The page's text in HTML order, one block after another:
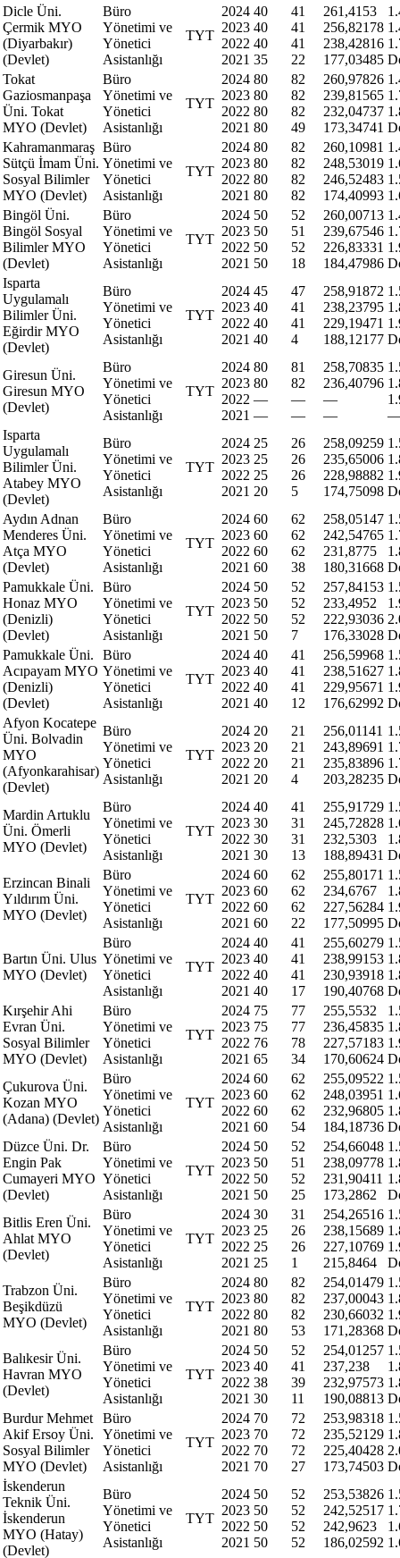
Dicle Üni.
Çermik MYO
(Diyarbakır)
(Devlet)
Büro
Yönetimi ve
Yönetici
Asistanlığı
TYT
2024
2023
2022
2021
40
40
40
35
41
41
41
22
261,4153
256,82178
238,42816
177,03485
Tokat
Gaziosmanpaşa
Üni. Tokat
MYO (Devlet)
Büro
Yönetimi ve
Yönetici
Asistanlığı
TYT
2024
2023
2022
2021
80
80
80
80
82
82
82
49
260,97826
239,81565
232,04737
173,34741
Kahramanmaraş
Sütçü İmam Üni.
Sosyal Bilimler
MYO (Devlet)
Büro
Yönetimi ve
Yönetici
Asistanlığı
TYT
2024
2023
2022
2021
80
80
80
80
82
82
82
82
260,10981
248,53019
246,52483
174,40993
Bingöl Üni.
Bingöl Sosyal
Bilimler MYO
(Devlet)
Büro
Yönetimi ve
Yönetici
Asistanlığı
TYT
2024
2023
2022
2021
50
50
50
50
52
51
52
18
260,00713
239,67546
226,83331
184,47986
Isparta
Uygulamalı
Bilimler Üni.
Eğirdir MYO
(Devlet)
Büro
Yönetimi ve
Yönetici
Asistanlığı
TYT
2024
2023
2022
2021
45
40
40
40
47
41
41
4
258,91872
238,23795
229,19471
188,12177
Giresun Üni.
Giresun MYO
(Devlet)
Büro
Yönetimi ve
Yönetici
Asistanlığı
TYT
2024
2023
2022
2021
80
80
—
—
81
82
—
—
258,70835
236,40796
—
—
Isparta
Uygulamalı
Bilimler Üni.
Atabey MYO
(Devlet)
Büro
Yönetimi ve
Yönetici
Asistanlığı
TYT
2024
2023
2022
2021
25
25
25
20
26
26
26
5
258,09259
235,65006
228,98882
174,75098
Aydın Adnan
Menderes Üni.
Atça MYO
(Devlet)
Büro
Yönetimi ve
Yönetici
Asistanlığı
TYT
2024
2023
2022
2021
60
60
60
60
62
62
62
38
258,05147
242,54765
231,8775
180,31668
Pamukkale Üni.
Honaz MYO
(Denizli)
(Devlet)
Büro
Yönetimi ve
Yönetici
Asistanlığı
TYT
2024
2023
2022
2021
50
50
50
50
52
52
52
7
257,84153
233,4952
222,93036
176,33028
Pamukkale Üni.
Acıpayam MYO
(Denizli)
(Devlet)
Büro
Yönetimi ve
Yönetici
Asistanlığı
TYT
2024
2023
2022
2021
40
40
40
40
41
41
41
12
256,59968
238,51627
229,95671
176,62992
Afyon Kocatepe
Üni. Bolvadin
MYO
(Afyonkarahisar)
(Devlet)
Büro
Yönetimi ve
Yönetici
Asistanlığı
TYT
2024
2023
2022
2021
20
20
20
20
21
21
21
4
256,01141
243,89691
235,83896
203,28235
Mardin Artuklu
Üni. Ömerli
MYO (Devlet)
Büro
Yönetimi ve
Yönetici
Asistanlığı
TYT
2024
2023
2022
2021
40
30
30
30
41
31
31
13
255,91729
245,72828
232,5303
188,89431
Erzincan Binali
Yıldırım Üni.
MYO (Devlet)
Büro
Yönetimi ve
Yönetici
Asistanlığı
TYT
2024
2023
2022
2021
60
60
60
60
62
62
62
22
255,80171
234,6767
227,56284
177,50995
Bartın Üni. Ulus
MYO (Devlet)
Büro
Yönetimi ve
Yönetici
Asistanlığı
TYT
2024
2023
2022
2021
40
40
40
40
41
41
41
17
255,60279
238,99153
230,93918
190,40768
Kırşehir Ahi
Evran Üni.
Sosyal Bilimler
MYO (Devlet)
Büro
Yönetimi ve
Yönetici
Asistanlığı
TYT
2024
2023
2022
2021
75
75
76
65
77
77
78
34
255,5532
236,45835
227,57183
170,60624
Çukurova Üni.
Kozan MYO
(Adana) (Devlet)
Büro
Yönetimi ve
Yönetici
Asistanlığı
TYT
2024
2023
2022
2021
60
60
60
60
62
62
62
54
255,09522
248,03951
232,96805
184,18736
Düzce Üni. Dr.
Engin Pak
Cumayeri MYO
(Devlet)
Büro
Yönetimi ve
Yönetici
Asistanlığı
TYT
2024
2023
2022
2021
50
50
50
50
52
51
52
25
254,66048
238,09778
231,90411
173,2862
Bitlis Eren Üni.
Ahlat MYO
(Devlet)
Büro
Yönetimi ve
Yönetici
Asistanlığı
TYT
2024
2023
2022
2021
30
25
25
25
31
26
26
1
254,26516
238,15689
227,10769
215,8464
Trabzon Üni.
Beşikdüzü
MYO (Devlet)
Büro
Yönetimi ve
Yönetici
Asistanlığı
TYT
2024
2023
2022
2021
80
80
80
80
82
82
82
53
254,01479
237,00043
230,66032
171,28368
Balıkesir Üni.
Havran MYO
(Devlet)
Büro
Yönetimi ve
Yönetici
Asistanlığı
TYT
2024
2023
2022
2021
50
40
38
30
52
41
39
11
254,01257
237,238
232,97573
190,08813
Burdur Mehmet
Akif Ersoy Üni.
Sosyal Bilimler
MYO (Devlet)
Büro
Yönetimi ve
Yönetici
Asistanlığı
TYT
2024
2023
2022
2021
70
70
70
70
72
72
72
27
253,98318
235,52129
225,40428
173,74503
İskenderun
Teknik Üni.
İskenderun
MYO (Hatay)
(Devlet)
Büro
Yönetimi ve
Yönetici
Asistanlığı
TYT
2024
2023
2022
2021
50
50
50
50
52
52
52
52
253,53826
242,52517
242,9623
186,02592